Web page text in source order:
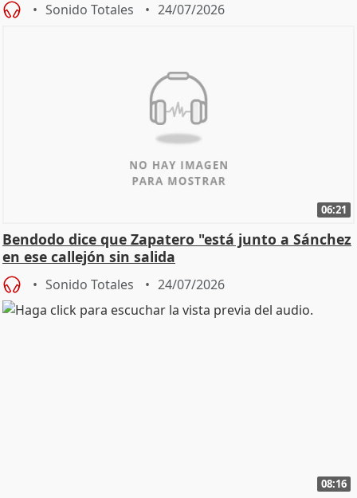
Sonido Totales 24/07/2026
06:21
Bendodo dice que Zapatero "está junto a Sánchez
en ese callejón sin salida
Sonido Totales 24/07/2026
08:16